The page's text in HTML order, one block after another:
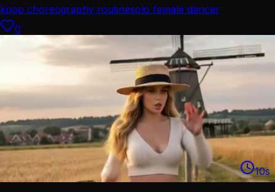
kpop choreography routinesolo female dancer
performance
0
10s